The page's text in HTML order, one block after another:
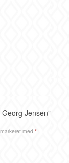
Jensen”
med *